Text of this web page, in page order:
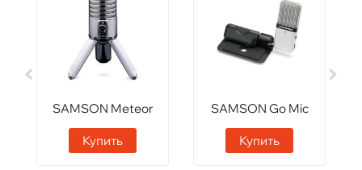
SAMSON Meteor
Купить
SAMSON Go Mic
Купить